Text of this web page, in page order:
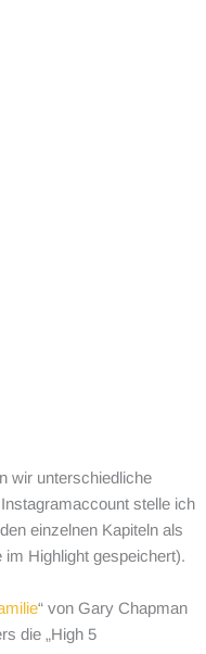
wir unterschiedliche
stelle ich
einzelnen Kapiteln als
Highlight gespeichert).
“ von Gary Chapman
die „High 5